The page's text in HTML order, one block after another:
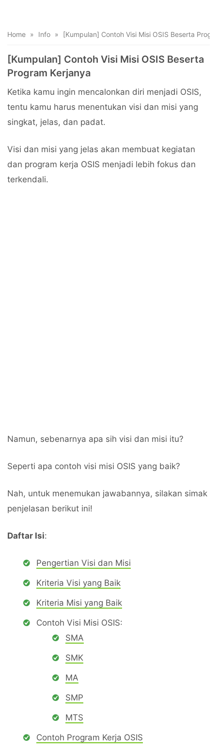
Home » Info » [Kumpulan] Contoh Visi Misi OSIS Beserta
[Kumpulan] Contoh Visi Misi OSIS Beserta
Program Kerjanya
Ketika kamu ingin mencalonkan diri menjadi OSIS,
tentu kamu harus menentukan visi dan misi yang
singkat, jelas, dan padat.
Visi dan misi yang jelas akan membuat kegiatan
dan program kerja OSIS menjadi lebih fokus dan
terkendali.
Namun, sebenarnya apa sih visi dan misi itu?
Seperti apa contoh visi misi OSIS yang baik?
Nah, untuk menemukan jawabannya, silakan simak
penjelasan berikut ini!
Daftar Isi:
Pengertian Visi dan Misi
Kriteria Visi yang Baik
Kriteria Misi yang Baik
Contoh Visi Misi OSIS:
SMA
SMK
MA
SMP
MTS
Contoh Program Kerja OSIS